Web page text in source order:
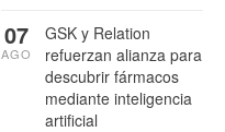
GSK y Relation
refuerzan alianza para
descubrir fármacos
mediante inteligencia
artificial
07
AGO